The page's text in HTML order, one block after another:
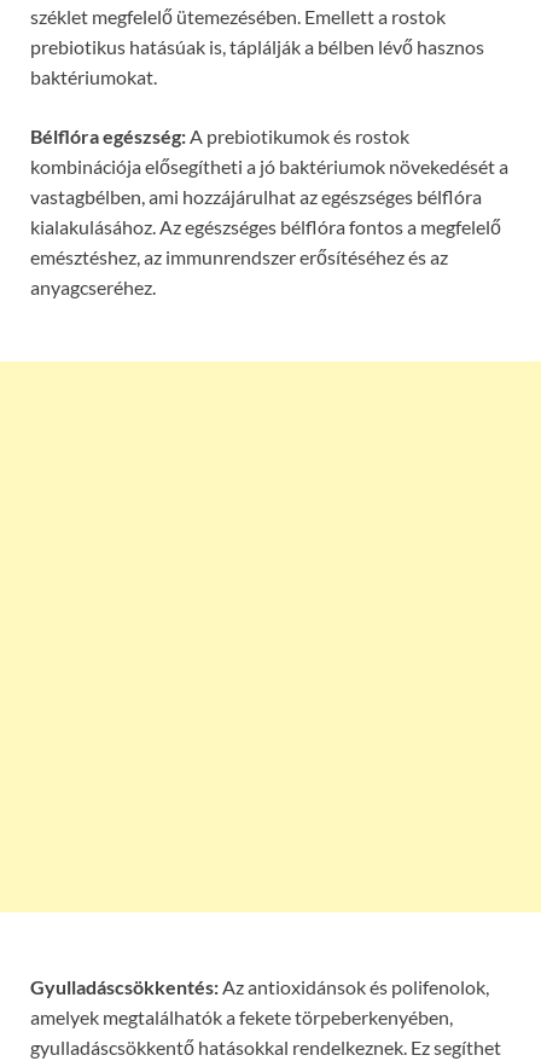
széklet megfelelő ütemezésében. Emellett a rostok
prebiotikus hatásúak is, táplálják a bélben lévő hasznos
baktériumokat.
Bélflóra egészség:A prebiotikumok és rostok
kombinációja elősegítheti a jó baktériumok növekedését a
vastagbélben, ami hozzájárulhat az egészséges bélflóra
kialakulásához. Az egészséges bélflóra fontos a megfelelő
emésztéshez, az immunrendszer erősítéséhez és az
anyagcseréhez.
Gyulladáscsökkentés:Az antioxidánsok és polifenolok,
amelyek megtalálhatók a fekete törpeberkenyében,
gyulladáscsökkentő hatásokkal rendelkeznek. Ez segíthet